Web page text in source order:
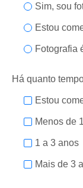
Sim, sou
Estou
Fotografia
Há quanto
Estou
Menos de
1 a 3 anos
Mais de 3